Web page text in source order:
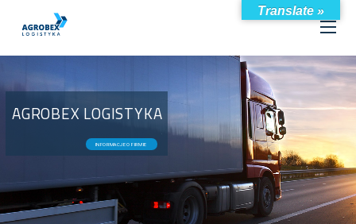
AGROBEX LOGISTYKA
INFORMACJE O FIRMIE
Translate »